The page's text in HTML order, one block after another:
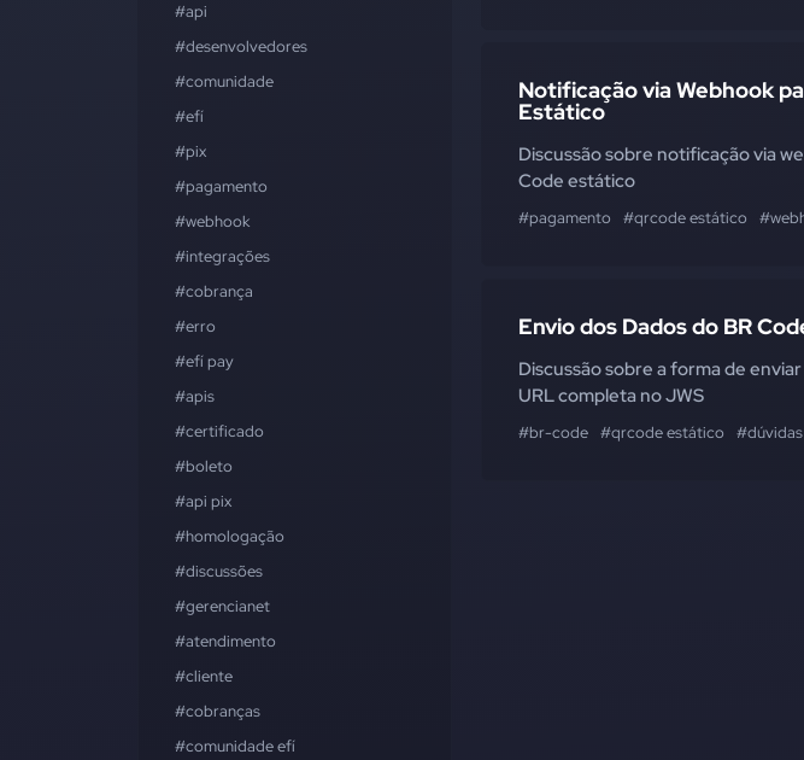
#api
#desenvolvedores
#comunidade
#efí
#pix
#pagamento
#webhook
#integrações
#cobrança
#erro
#efí pay
#apis
#certificado
#boleto
#api pix
#homologação
#discussões
#gerencianet
#atendimento
#cliente
#cobranças
#comunidade efí
Notificação via Webhook
Estático
Discussão sobre notificação via
Code estático
#pagamento #qrcode estático
Envio dos Dados do BR
Discussão sobre a forma de
URL completa no JWS
#br-code #qrcode estático #dúvidas